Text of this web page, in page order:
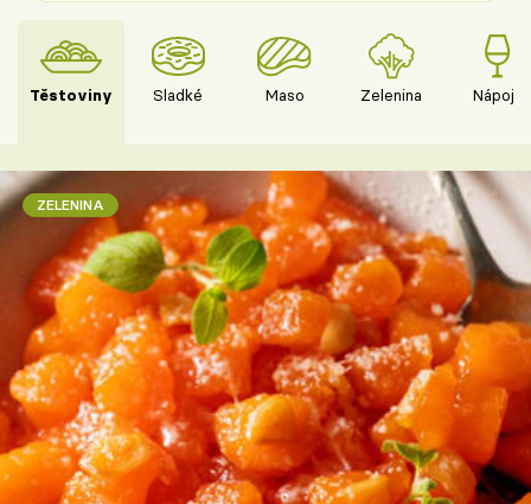
Těstoviny Sladké Maso Zelenina Nápoje
ZELENINA